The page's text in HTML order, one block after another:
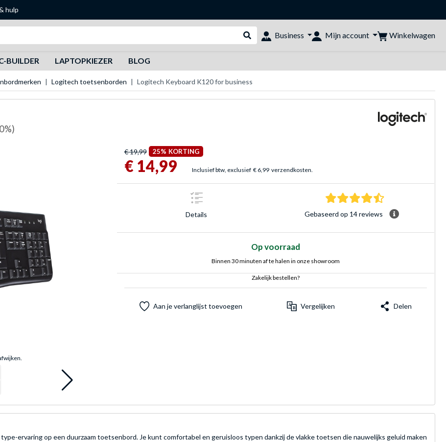
hulp
Webshop doorzoeken
Business Mijn account Winkelwagen
BUILDER LAPTOPKIEZER BLOG
Logitech toetsenborden Logitech Keyboard K120 for business
€ 19,99 25% KORTING
€ 14,99 Inclusief btw, exclusief € 6,99 verzendkosten.
Details
4.7 sterren
Gebaseerd op 14 reviews
Op voorraad
Binnen 30 minuten af te halen in onze showroom
Zakelijk bestellen?
Aan je verlanglijst toevoegen Vergelijken Delen
ervaring op een duurzaam toetsenbord. Je kunt comfortabel en geruisloos typen dankzij de vlakke toetsen die nauwelijks geluid maken